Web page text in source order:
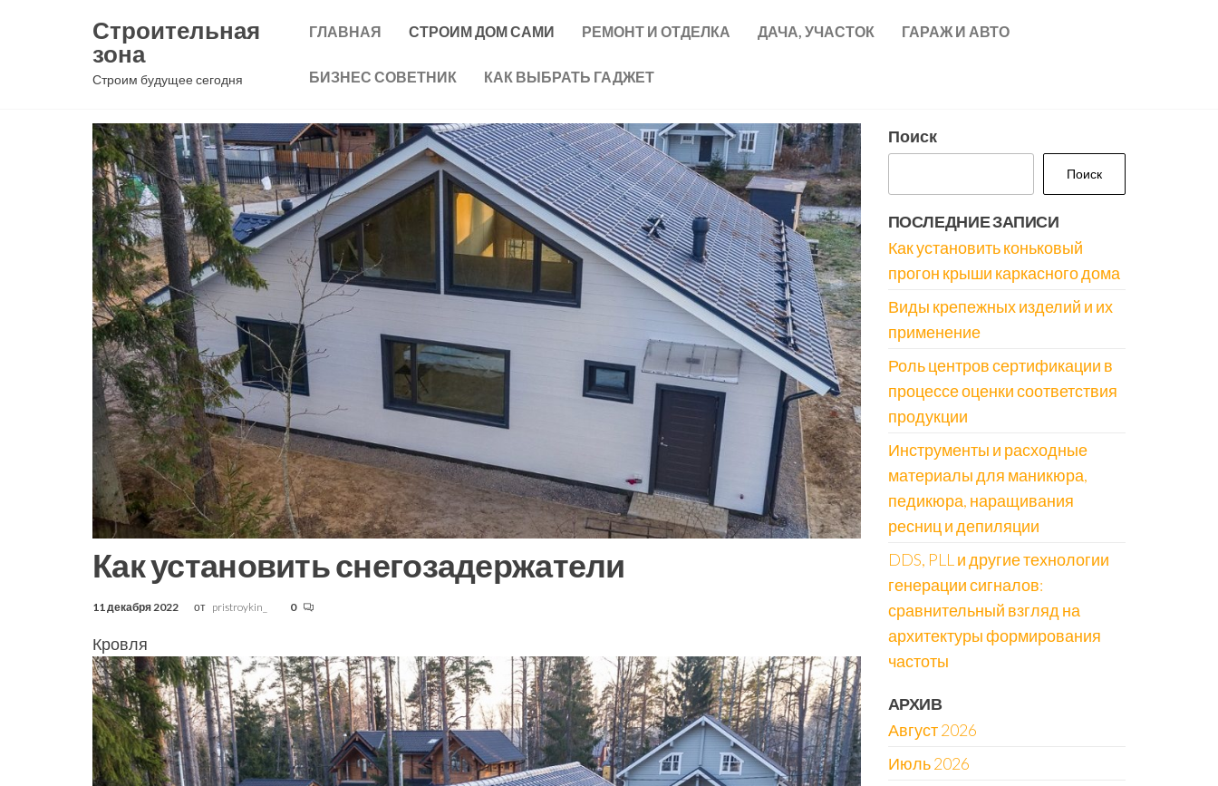
содержимому
Строительная
зона
Строим будущее сегодня
ГЛАВНАЯ СТРОИМ ДОМ САМИ РЕМОНТ И ОТДЕЛКА ДАЧА, УЧАСТОК ГАРАЖ И АВТО
БИЗНЕС СОВЕТНИК КАК ВЫБРАТЬ ГАДЖЕТ
Как установить снегозадержатели
11 декабря 2022 от pristroykin_ 0
Кровля
Поиск
Поиск
ПОСЛЕДНИЕ ЗАПИСИ
Как установить коньковый
прогон крыши каркасного дома
Виды крепежных изделий и их
применение
Роль центров сертификации в
процессе оценки соответствия
продукции
Инструменты и расходные
материалы для маникюра,
педикюра, наращивания
ресниц и депиляции
DDS, PLL и другие технологии
генерации сигналов:
сравнительный взгляд на
архитектуры формирования
частоты
АРХИВ
Август 2026
Июль 2026